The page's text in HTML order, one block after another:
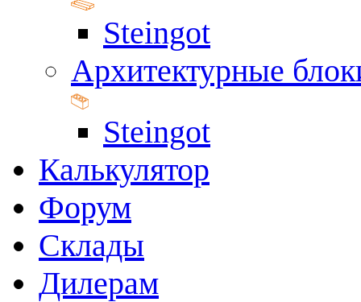
Steingot
Архитектурные
Steingot
Калькулятор
Форум
Склады
Дилерам